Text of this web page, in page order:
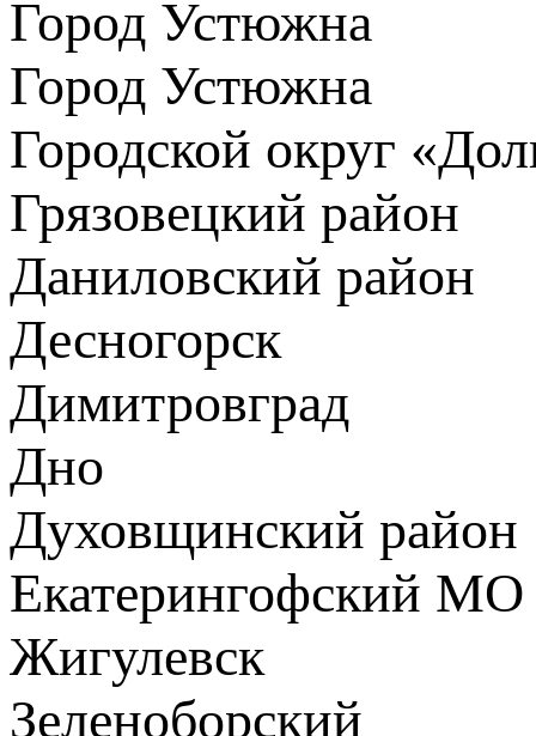
Город Устюжна
Город Устюжна
Городской округ
Грязовецкий район
Даниловский район
Десногорск
Димитровград
Дно
Духовщинский район
Екатерингофский МО
Жигулевск
Зеленоборский